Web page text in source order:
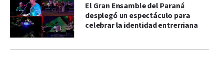
El Gran Ensamble del Paraná
desplegó un espectáculo para
celebrar la identidad entrerriana